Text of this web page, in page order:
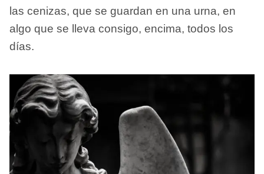
las cenizas, que se guardan en una urna, en
algo que se lleva consigo, encima, todos los
días.